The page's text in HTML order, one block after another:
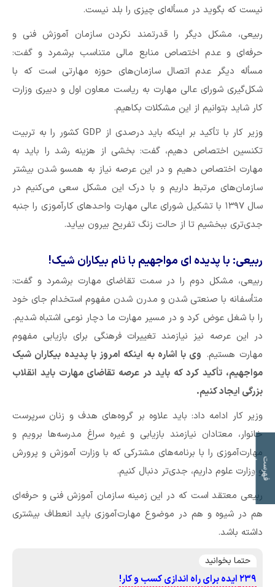
نیست که بگوید در مسأله‌ای چیزی را بلد نیست.
ربیعی، مشکل دیگر را قدرتمند نکردن سازمان آموزش فنی و
حرفه‌ای و عدم اختصاص منابع مالی متناسب برشمرد و گفت:
مسأله دیگر عدم اتصال سازمان‌های حوزه مهارتی است که با
شکل‌گیری شورای عالی مهارت به ریاست معاون اول و دبیری وزارت
کار شاید بتوانیم از این مشکلات بکاهیم.
وزیر کار با تأکید بر اینکه باید درصدی از GDP کشور را به تربیت
تکنسین اختصاص دهیم، گفت: بخشی از هزینه رشد را باید به
مهارت اختصاص دهیم و در این عرصه نیاز به همسو شدن بیشتر
سازمان‌های مرتبط داریم و با درک این مشکل سعی می‌کنیم در
سال ۱۳۹۷ با تشکیل شورای عالی مهارت واحدهای کارآموزی را جنبه
جدی‌تری ببخشیم تا از حالت زنگ تفریح بیرون بیاید.
ربیعی: با پدیده ای مواجهیم با نام بیکاران شیک!
ربیعی، مشکل دوم را در سمت تقاضای مهارت برشمرد و گفت:
متأسفانه با صنعتی شدن و مدرن شدن مفهوم استخدام جای خود
را با شغل عوض کرد و در مسیر مهارت ما دچار نوعی اشتباه شدیم.
در این عرصه نیز نیازمند تغییرات فرهنگی برای بازیابی مفهوم
مهارت هستیم. وی با اشاره به اینکه امروز با پدیده بیکاران شیک
مواجهیم، تأکید کرد که باید در عرصه تقاضای مهارت باید انقلاب
بزرگی ایجاد کنیم.
وزیر کار ادامه داد: باید علاوه بر گروه‌های هدف و زنان سرپرست
خانوار، معتادان نیازمند بازیابی و غیره سراغ مدرسه‌ها برویم و
مهارت‌آموزی را با برنامه‌های مشترکی که با وزارت آموزش و پرورش
و وزارت علوم داریم، جدی‌تر دنبال کنیم.
ربیعی معتقد است که در این زمینه سازمان آموزش فنی و حرفه‌ای
هم در شیوه و هم در موضوع مهارت‌‌آموزی باید انعطاف بیشتری
داشته باشد.
حتما بخوانید
۲۳۹ ایده برای راه اندازی کسب و کار!
ف
ه
ر
س
ت
م
و
ض
و
ع
ات